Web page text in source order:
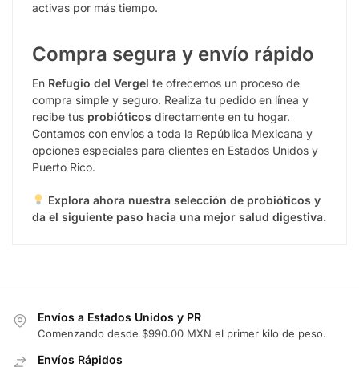
activas por más tiempo.
Compra segura y envío rápido
En Refugio del Vergel te ofrecemos un proceso de
compra simple y seguro. Realiza tu pedido en línea y
recibe tus probióticos directamente en tu hogar.
Contamos con envíos a toda la República Mexicana y
opciones especiales para clientes en Estados Unidos y
Puerto Rico.
Explora ahora nuestra selección de probióticos y
da el siguiente paso hacia una mejor salud digestiva.
Envíos a Estados Unidos y PR
Comenzando desde $990.00 MXN el primer kilo de peso.
Envíos Rápidos